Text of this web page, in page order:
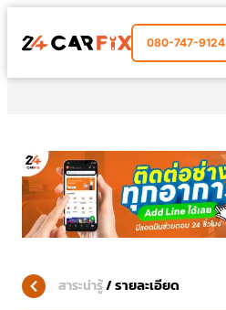
080-747-9124
สาระน่ารู้/รายละเอียด